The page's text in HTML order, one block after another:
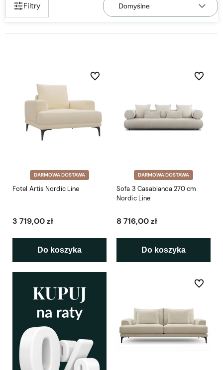
Filtry
DARMOWA DOSTAWA
Fotel Artis Nordic Line
3 719,00 zł
Do koszyka
Do ulubionych
DARMOWA DOSTAWA
Sofa 3 Casablanca 270 cm
Nordic Line
8 716,00 zł
Do koszyka
Do
Do